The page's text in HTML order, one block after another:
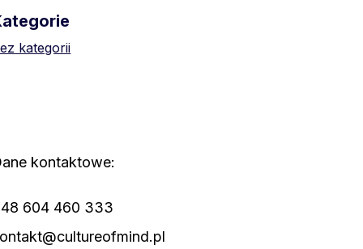
kategorii
kontaktowe:
604 460 333